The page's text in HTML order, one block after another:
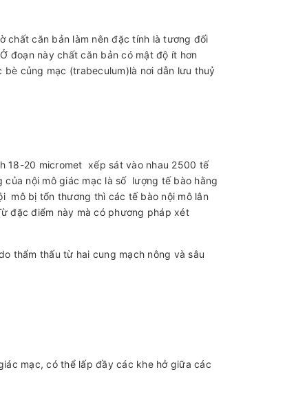
chất căn bản làm nên đặc tính là tương đối
đoạn này chất căn bản có mật độ ít hơn
củng mạc (trabeculum)là nơi dẫn lưu thuỷ
18-20 micromet xếp sát vào nhau 2500 tế
của nội mô giác mạc là số lượng tế bào hằng
mô bị tổn thương thì các tế bào nội mô lân
đặc điểm này mà có phương pháp xét
thẩm thấu từ hai cung mạch nông và sâu
mạc, có thể lấp đầy các khe hở giữa các